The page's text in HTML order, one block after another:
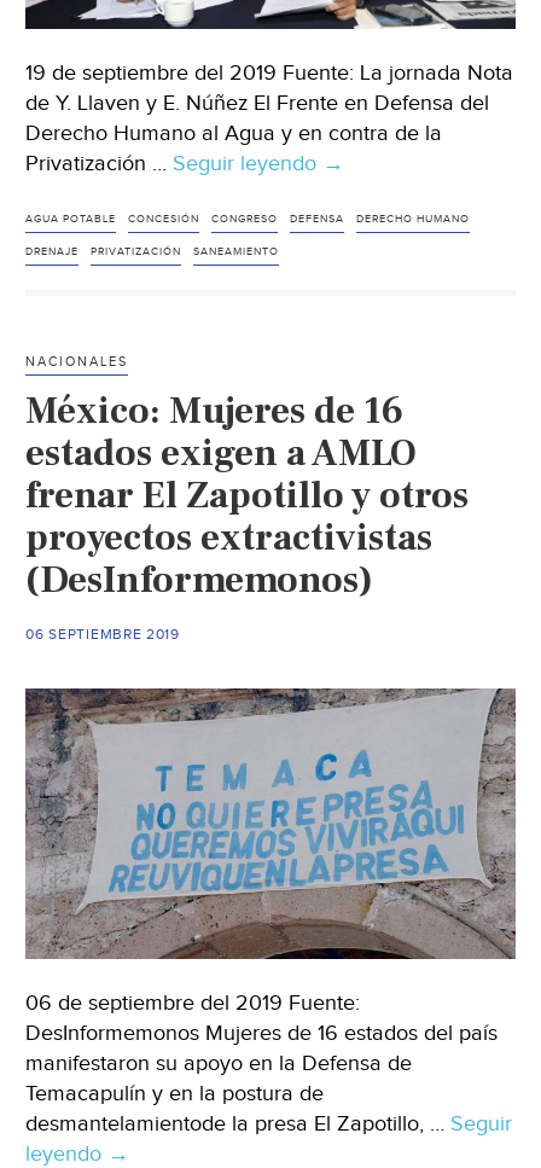
19 de septiembre del 2019 Fuente: La jornada Nota
de Y. Llaven y E. Núñez El Frente en Defensa del
Derecho Humano al Agua y en contra de la
Privatización … Seguir leyendo Puebla:
documentos
jornada)
→
AGUA POTABLE CONCESIÓN CONGRESO DEFENSA DERECHO HUMANO
DRENAJE PRIVATIZACIÓN SANEAMIENTO
NACIONALES
México: Mujeres de 16
estados exigen a AMLO
frenar El Zapotillo y otros
proyectos extractivistas
(DesInformemonos)
06 SEPTIEMBRE 2019
06 de septiembre del 2019 Fuente:
DesInformemonos Mujeres de 16 estados del país
manifestaron su apoyo en la Defensa de
Temacapulín y en la postura de
desmantelamientode la presa El Zapotillo, … Seguir
leyendo México:
→